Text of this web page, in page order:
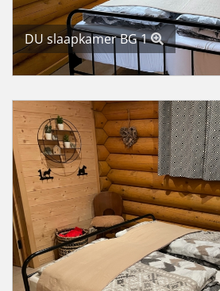
DU slaapkamer BG 1